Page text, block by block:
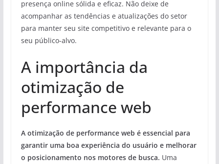
presença online sólida e eficaz. Não deixe de
acompanhar as tendências e atualizações do setor
para manter seu site competitivo e relevante para o
seu público-alvo.
A importância da
otimização de
performance web
A otimização de performance web é essencial para
garantir uma boa experiência do usuário e melhorar
o posicionamento nos motores de busca. Uma